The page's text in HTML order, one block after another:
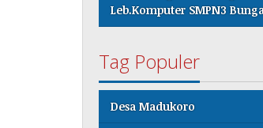
Leb.Komputer SMPN3
Tag Populer
Desa Madukoro